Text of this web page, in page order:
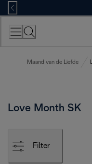
Skip
to
Content
Maand van de Liefde
Love Month SK
Filter